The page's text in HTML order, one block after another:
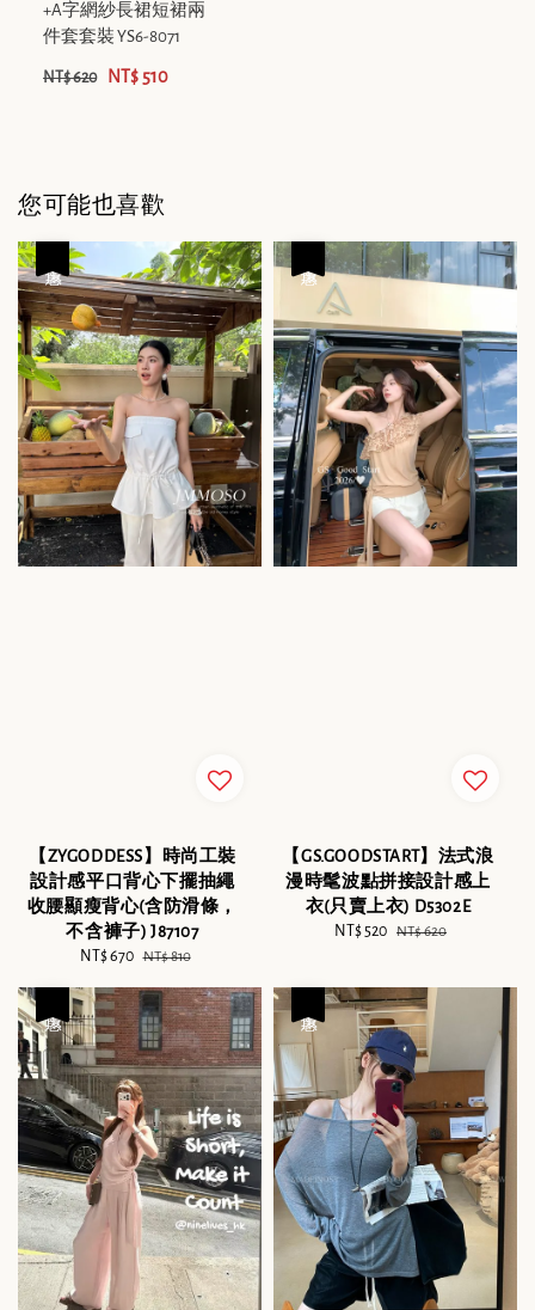
+A字網紗長裙短裙兩
件套套裝 YS6-8071
NT$ 620 NT$ 510
您可能也喜歡
【ZYGODDESS】時尚工裝
設計感平口背心下擺抽繩
收腰顯瘦背心(含防滑條，
不含褲子) J87107
Sale
NT$ 670 Regular
NT$ 810
【GS.GOODSTART】法式浪
漫時髦波點拼接設計感上
衣(只賣上衣) D5302E
Sale
NT$ 520 Regular
NT$ 620